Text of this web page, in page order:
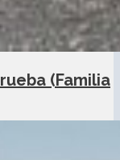
(Familia